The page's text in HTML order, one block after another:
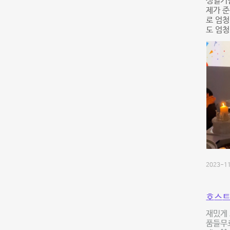
제가
로 엄
도 엄
2023-
호스
재밌게
품들무